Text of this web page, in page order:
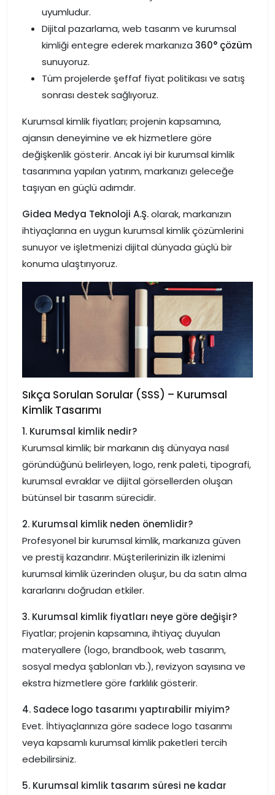
uyumludur.
Dijital pazarlama, web tasarım ve kurumsal
kimliği entegre ederek markanıza 360° çözüm
sunuyoruz.
Tüm projelerde şeffaf fiyat politikası ve satış
sonrası destek sağlıyoruz.
Kurumsal kimlik fiyatları; projenin kapsamına,
ajansın deneyimine ve ek hizmetlere göre
değişkenlik gösterir. Ancak iyi bir kurumsal kimlik
tasarımına yapılan yatırım, markanızı geleceğe
taşıyan en güçlü adımdır.
Gidea Medya Teknoloji A.Ş.olarak, markanızın
ihtiyaçlarına en uygun kurumsal kimlik çözümlerini
sunuyor ve işletmenizi dijital dünyada güçlü bir
konuma ulaştırıyoruz.
Sıkça Sorulan Sorular (SSS) – Kurumsal
Kimlik Tasarımı
1. Kurumsal kimlik nedir?
Kurumsal kimlik; bir markanın dış dünyaya nasıl
göründüğünü belirleyen, logo, renk paleti, tipografi,
kurumsal evraklar ve dijital görsellerden oluşan
bütünsel bir tasarım sürecidir.
2. Kurumsal kimlik neden önemlidir?
Profesyonel bir kurumsal kimlik, markanıza güven
ve prestij kazandırır. Müşterilerinizin ilk izlenimi
kurumsal kimlik üzerinden oluşur, bu da satın alma
kararlarını doğrudan etkiler.
3. Kurumsal kimlik fiyatları neye göre değişir?
Fiyatlar; projenin kapsamına, ihtiyaç duyulan
materyallere (logo, brandbook, web tasarım,
sosyal medya şablonları vb.), revizyon sayısına ve
ekstra hizmetlere göre farklılık gösterir.
4. Sadece logo tasarımı yaptırabilir miyim?
Evet. İhtiyaçlarınıza göre sadece logo tasarımı
veya kapsamlı kurumsal kimlik paketleri tercih
edebilirsiniz.
5. Kurumsal kimlik tasarım süresi ne kadar